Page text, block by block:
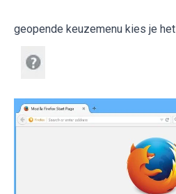
geopende keuzemenu kies je het